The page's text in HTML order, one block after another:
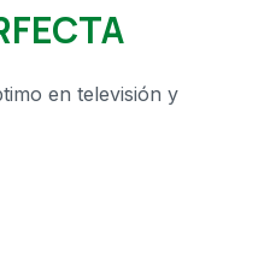
en televisión y